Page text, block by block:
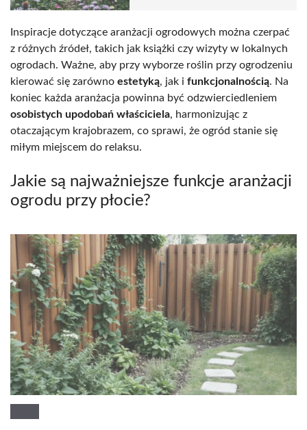
Inspiracje dotyczące aranżacji ogrodowych można czerpać
z różnych źródeł, takich jak książki czy wizyty w lokalnych
ogrodach. Ważne, aby przy wyborze roślin przy ogrodzeniu
kierować się zarówno estetyką, jak i funkcjonalnością. Na
koniec każda aranżacja powinna być odzwierciedleniem
osobistych upodobań właściciela, harmonizując z
otaczającym krajobrazem, co sprawi, że ogród stanie się
miłym miejscem do relaksu.
Jakie są najważniejsze funkcje aranżacji
ogrodu przy płocie?